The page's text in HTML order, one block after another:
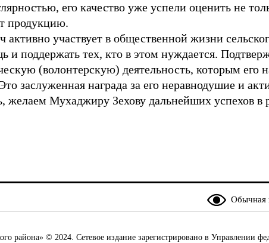
его качество уже успели оценить не
продукцию.
участвует в общественной жизни
и поддержать тех, кто в этом нуждается.
(волонтерскую) деятельность, которым его
заслуженная награда за его неравнодушие и
Мухаджиру Зехову дальнейших успехов в
Обычная
© 2024. Сетевое издание зарегистрировано в Управлении